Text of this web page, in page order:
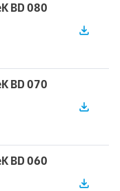
BD 080
file_download
BD 070
file_download
BD 060
file_download